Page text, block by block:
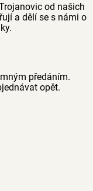
od našich
a dělí se s námi o
předáním.
opět.